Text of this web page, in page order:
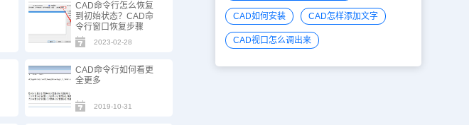
CAD命令行怎么恢复
到初始状态？CAD命
令行窗口恢复步骤
2023-02-28
CAD命令行如何看更
全更多
2019-10-31
CAD如何安装 CAD怎样添加文字
CAD视口怎么调出来